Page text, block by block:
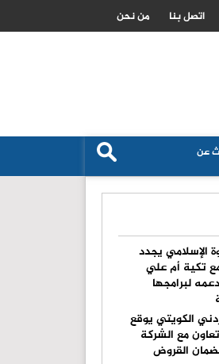
مالية ضخمة لتحديث القطاع المصرفي في
من نحن اتصل بنا
الإسلامي يجدد
تكية أم علي
لبرامجها
الكويتي يوقع
مع الشركة
لضمان القروض